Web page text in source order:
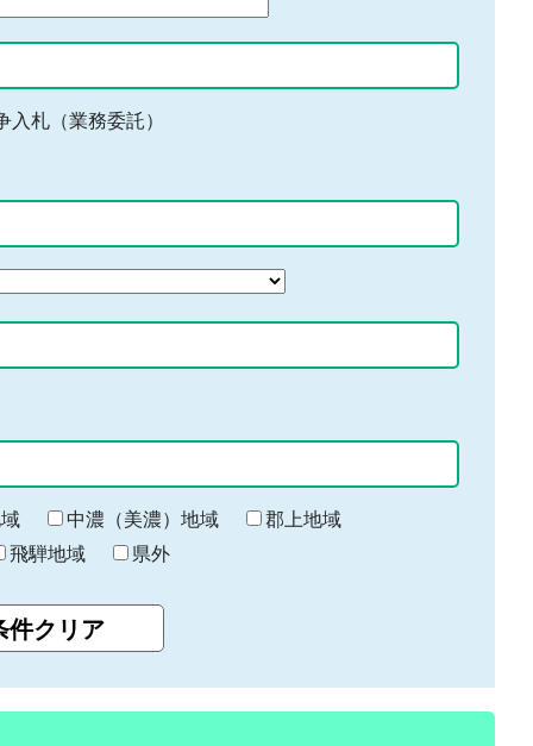
入札（業務委託）
中濃（美濃）地域
郡上地域
飛騨地域
県外